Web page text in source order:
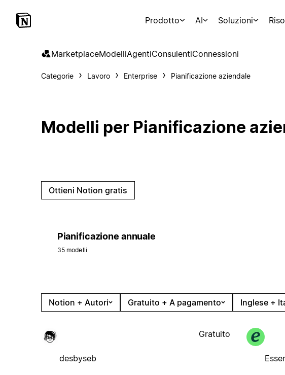
Prodotto AI Soluzioni
MarketplaceModelliAgentiConsulentiConnessioni
Categorie Lavoro Enterprise Pianificazione aziendale
Modelli per Pianificazione
Ottieni Notion gratis
Pianificazione annuale
35 modelli
Notion + Autori Gratuito + A pagamento Inglese +
desbyseb
Gratuito